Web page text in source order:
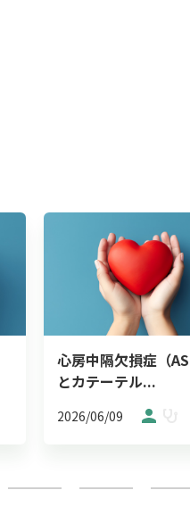
心房中隔欠損症（
とカテーテル...
2026/06/09